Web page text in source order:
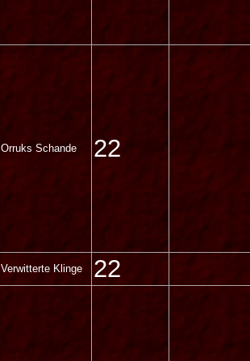
Orruks Schande 22
Verwitterte Klinge 22